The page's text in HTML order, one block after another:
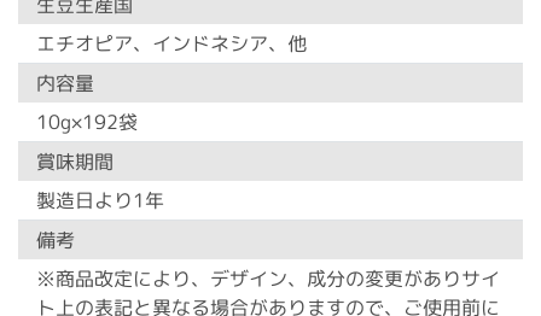
エチオピア、インドネシア、他
内容量
10g×192袋
賞味期間
製造日より1年
備考
※商品改定により、デザイン、成分の変更がありサイ
ト上の表記と異なる場合がありますので、ご使用前に